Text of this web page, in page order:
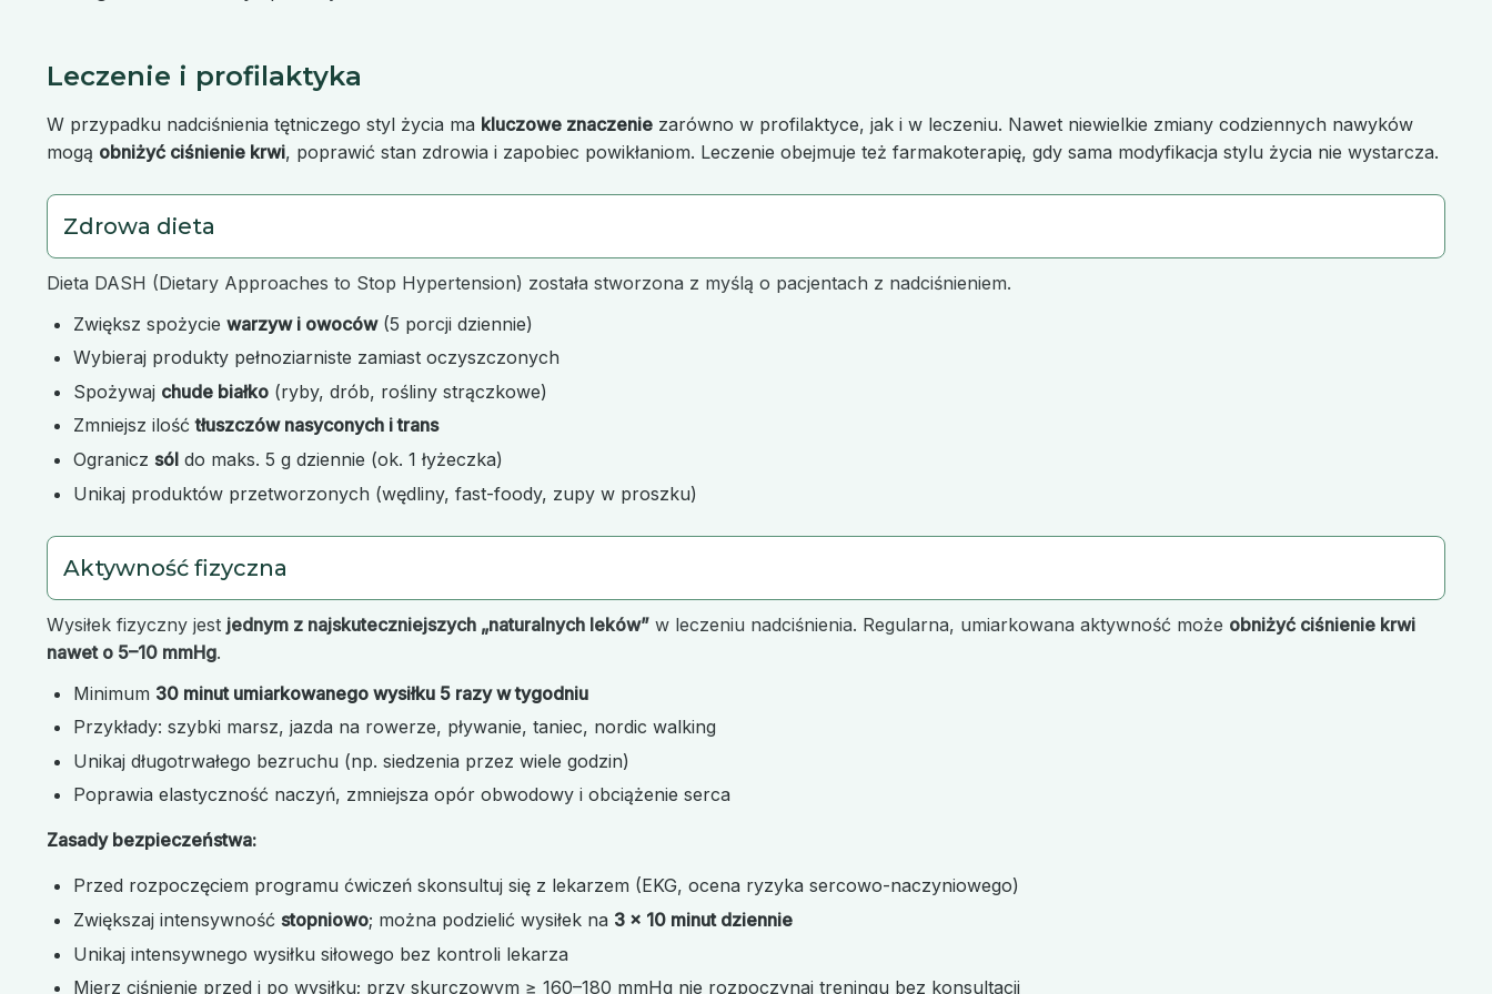
Leczenie i profilaktyka
W przypadku nadciśnienia tętniczego styl życia ma kluczowe znaczenie zarówno w profilaktyce, jak i w leczeniu. Nawet niewielkie zmiany codziennych nawyków
mogą obniżyć ciśnienie krwi, poprawić stan zdrowia i zapobiec powikłaniom. Leczenie obejmuje też farmakoterapię, gdy sama modyfikacja stylu życia nie wystarcza.
Zdrowa dieta
Dieta DASH (Dietary Approaches to Stop Hypertension) została stworzona z myślą o pacjentach z nadciśnieniem.
Zwiększ spożycie warzyw i owoców(5 porcji dziennie)
Wybieraj produkty pełnoziarniste zamiast oczyszczonych
Spożywaj chude białko (ryby, drób, rośliny strączkowe)
Zmniejsz ilośćtłuszczów nasyconych i trans
Ogranicz sól do maks. 5 g dziennie (ok. 1 łyżeczka)
Unikaj produktów przetworzonych (wędliny, fast-foody, zupy w proszku)
Aktywność fizyczna
Wysiłek fizyczny jest jednym z najskuteczniejszych „naturalnych leków” w leczeniu nadciśnienia. Regularna, umiarkowana aktywność może obniżyć ciśnienie krwi
nawet o 5–10 mmHg.
Minimum 30 minut umiarkowanego wysiłku 5 razy w tygodniu
Przykłady: szybki marsz, jazda na rowerze, pływanie, taniec, nordic walking
Unikaj długotrwałego bezruchu (np. siedzenia przez wiele godzin)
Poprawia elastyczność naczyń, zmniejsza opór obwodowy i obciążenie serca
Zasady bezpieczeństwa:
Przed rozpoczęciem programu ćwiczeń skonsultuj się z lekarzem (EKG, ocena ryzyka sercowo-naczyniowego)
Zwiększaj intensywność stopniowo; można podzielić wysiłek na 3 × 10 minut dziennie
Unikaj intensywnego wysiłku siłowego bez kontroli lekarza
Mierz ciśnienie przed i po wysiłku; przy skurczowym ≥ 160–180 mmHg nie rozpoczynaj treningu bez konsultacji